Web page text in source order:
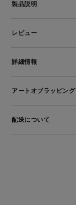
製品説明
レビュー
詳細情報
アートオブラッピング
配送について